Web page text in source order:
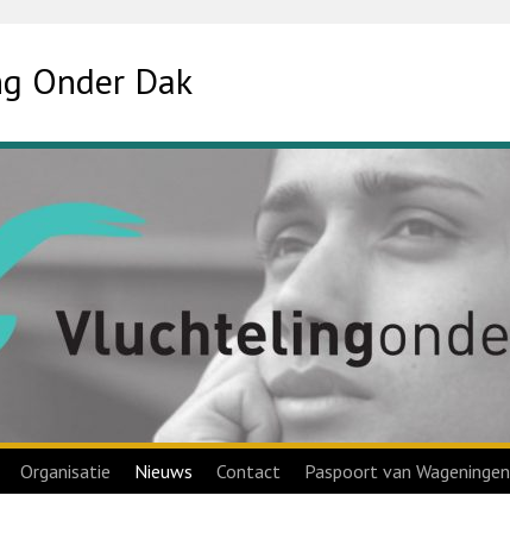
Onder Dak
Organisatie Nieuws Contact Paspoort van Wageningen